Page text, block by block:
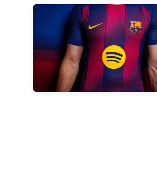
FC Barcelona club badge